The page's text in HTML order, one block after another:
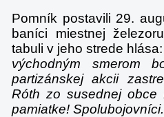
Pomník postavili 29.
baníci miestnej
tabuli v jeho strede hlása:
východným smerom
partizánskej akcii
Róth zo susednej obce
pamiatke!